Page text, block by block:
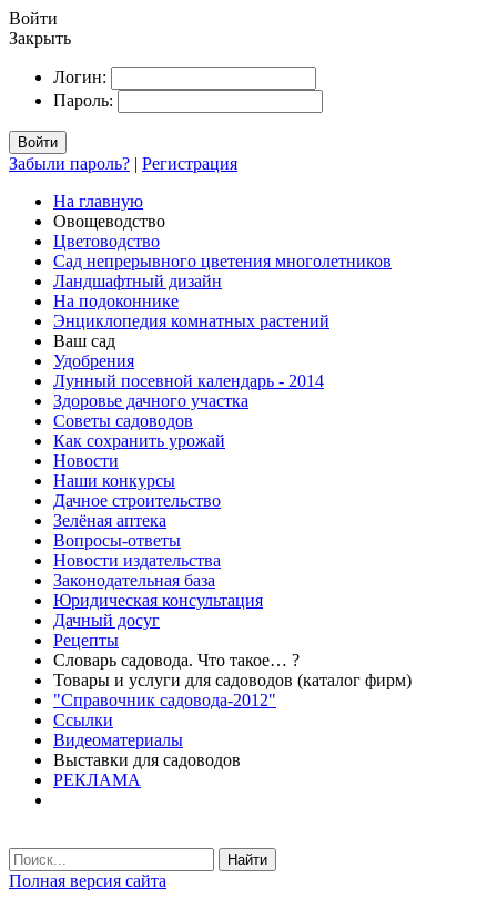
Войти
Закрыть
Логин:
Пароль:
Войти
Забыли пароль? | Регистрация
На главную
Овощеводство
Цветоводство
Сад непрерывного цветения многолетников
Ландшафтный дизайн
На подоконнике
Энциклопедия комнатных растений
Ваш сад
Удобрения
Лунный посевной календарь - 2014
Здоровье дачного участка
Советы садоводов
Как сохранить урожай
Новости
Наши конкурсы
Дачное строительство
Зелёная аптека
Вопросы-ответы
Новости издательства
Законодательная база
Юридическая консультация
Дачный досуг
Рецепты
Словарь садовода. Что такое… ?
Товары и услуги для садоводов (каталог фирм)
"Справочник садовода-2012"
Ссылки
Видеоматериалы
Выставки для садоводов
РЕКЛАМА
Найти
Полная версия сайта